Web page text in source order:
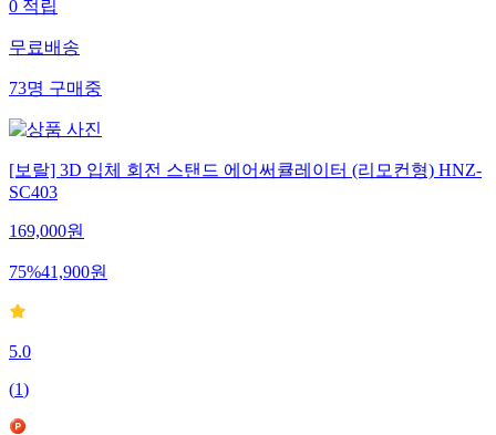
0적립
무료배송
73명구매중
[보랄] 3D 입체 회전 스탠드 에어써큘레이터 (리모컨형) HNZ-
SC403
169,000원
75%41,900원
5.0
(1)